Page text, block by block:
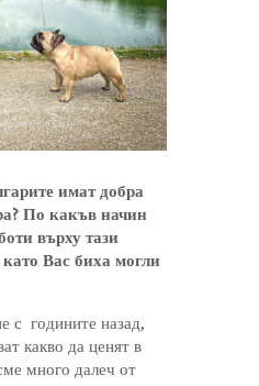
имат добра
По какъв начин
върху тази
Вас биха могли
с годините назад,
какво да ценят в
много далеч от